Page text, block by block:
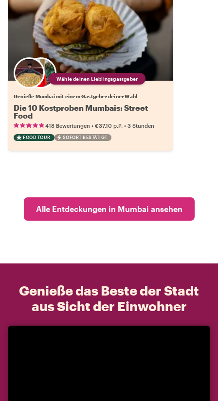
Wähle deinen Lieblingsgastgeber
Genieße Mumbai mit einem Gastgeber deiner Wahl
Die 10 Kostproben Mumbais: Street
Food
418 Bewertungen • €37.10 p.P. • 3 Stunden
FOOD TOUR SOFORT BESTÄTIGT
Alle Entdeckungen in Mumbai ansehen
Genieße das Beste der Stadt
aus Sicht der Einwohner